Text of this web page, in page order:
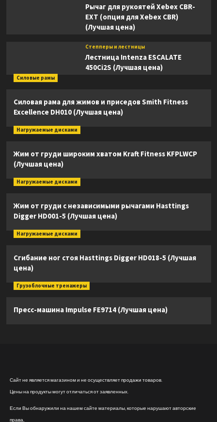
Рычаг для рукоятей Xebex CBR-
EXT (опция для Xebex CBR)
(Лучшая цена)
Степперы и лестницы
Лестница Intenza ESCALATE
450Ci2S (Лучшая цена)
Силовые рамы
Силовая рама для жимов и приседов Smith Fitness
Excellence DH010 (Лучшая цена)
Нагружаемые дисками
Жим от груди широким хватом Kraft Fitness KFPLWCP
(Лучшая цена)
Нагружаемые дисками
Жим от груди с независимыми рычагами Hasttings
Digger HD001-5 (Лучшая цена)
Нагружаемые дисками
Сгибание ног стоя Hasttings Digger HD018-5 (Лучшая
цена)
Грузоблочные тренажеры
Пресс-машина Impulse FE9714 (Лучшая цена)
Сайт не является магазином и не осуществляет продажи товаров.
Цены на продукты могут отличаться от заявленных.
Если Вы обнаружили на нашем сайте материалы, которые нарушают авторские
права,